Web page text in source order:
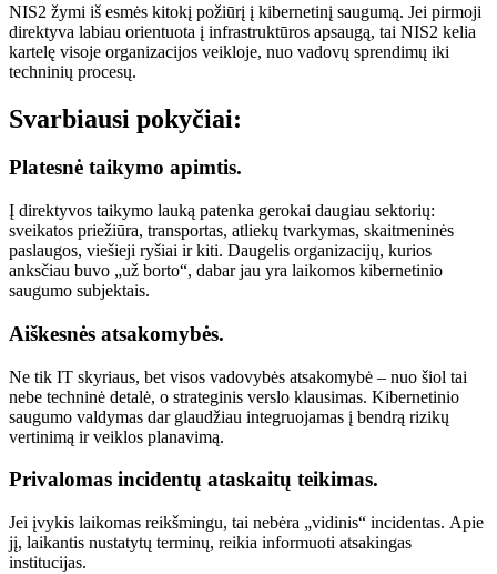
NIS2 žymi iš esmės kitokį požiūrį į kibernetinį saugumą. Jei pirmoji
direktyva labiau orientuota į infrastruktūros apsaugą, tai NIS2 kelia
kartelę visoje organizacijos veikloje, nuo vadovų sprendimų iki
techninių procesų.
Svarbiausi pokyčiai:
Platesnė taikymo apimtis.
Į direktyvos taikymo lauką patenka gerokai daugiau sektorių:
sveikatos priežiūra, transportas, atliekų tvarkymas, skaitmeninės
paslaugos, viešieji ryšiai ir kiti. Daugelis organizacijų, kurios
anksčiau buvo „už borto“, dabar jau yra laikomos kibernetinio
saugumo subjektais.
Aiškesnės atsakomybės.
Ne tik IT skyriaus, bet visos vadovybės atsakomybė – nuo šiol tai
nebe techninė detalė, o strateginis verslo klausimas. Kibernetinio
saugumo valdymas dar glaudžiau integruojamas į bendrą rizikų
vertinimą ir veiklos planavimą.
Privalomas incidentų ataskaitų teikimas.
Jei įvykis laikomas reikšmingu, tai nebėra „vidinis“ incidentas. Apie
jį, laikantis nustatytų terminų, reikia informuoti atsakingas
institucijas.